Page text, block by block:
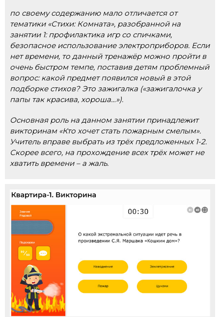
по своему содержанию мало отличается от
тематики «Стихи: Комната», разобранной на
занятии 1: профилактика игр со спичками,
безопасное использование электроприборов. Если
нет времени, то данный тренажёр можно пройти в
очень быстром темпе, поставив детям проблемный
вопрос: какой предмет появился новый в этой
подборке стихов? Это зажигалка («зажигалочка у
папы так красива, хороша…»).
Основная роль на данном занятии принадлежит
викторинам «Кто хочет стать пожарным смелым».
Учитель вправе выбрать из трёх предложенных 1-2.
Скорее всего, на прохождение всех трёх может не
хватить времени – а жаль.